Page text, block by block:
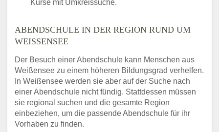
Kurse mit Umkreissuche.
ABENDSCHULE IN DER REGION RUND UM
WEISSENSEE
Der Besuch einer Abendschule kann Menschen aus
Weißensee zu einem höheren Bildungsgrad verhelfen.
In Weißensee werden sie aber auf der Suche nach
einer Abendschule nicht fündig. Stattdessen müssen
sie regional suchen und die gesamte Region
einbeziehen, um die passende Abendschule für ihr
Vorhaben zu finden.